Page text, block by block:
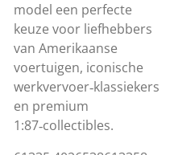
model een perfecte
keuze voor liefhebbers
van Amerikaanse
voertuigen, iconische
werkvervoer‑klassiekers
en premium
1:87‑collectibles.